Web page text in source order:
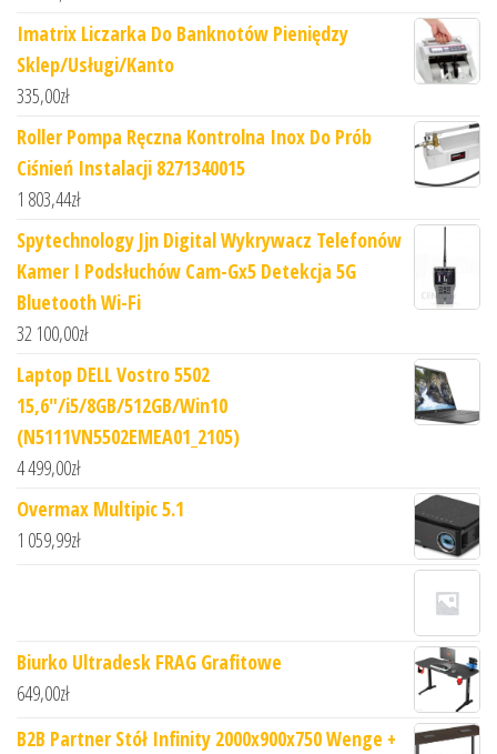
Imatrix Liczarka Do Banknotów Pieniędzy
Sklep/Usługi/Kanto
335,00zł
Roller Pompa Ręczna Kontrolna Inox Do Prób
Ciśnień Instalacji 8271340015
1 803,44zł
Spytechnology Jjn Digital Wykrywacz Telefonów
Kamer I Podsłuchów Cam-Gx5 Detekcja 5G
Bluetooth Wi-Fi
32 100,00zł
Laptop DELL Vostro 5502
15,6"/i5/8GB/512GB/Win10
(N5111VN5502EMEA01_2105)
4 499,00zł
Overmax Multipic 5.1
1 059,99zł
Biurko Ultradesk FRAG Grafitowe
649,00zł
B2B Partner Stół Infinity 2000x900x750 Wenge +